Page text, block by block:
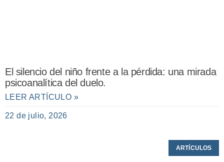
El silencio del niño frente a la pérdida: una mirada
psicoanalítica del duelo.
LEER ARTÍCULO »
22 de julio, 2026
ARTÍCULOS